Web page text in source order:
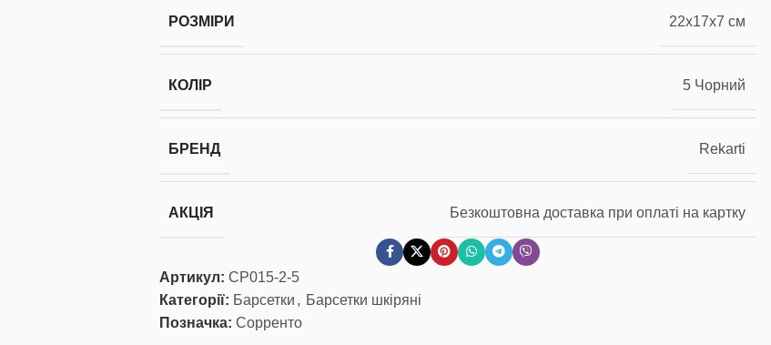
РОЗМІРИ
22x17x7 см
КОЛІР 5 Чорний
БРЕНД Rekarti
АКЦІЯ Безкоштовна доставка при оплаті на картку
Артикул: СР015-2-5
Категорії: Барсетки , Барсетки шкіряні
Позначка: Сорренто